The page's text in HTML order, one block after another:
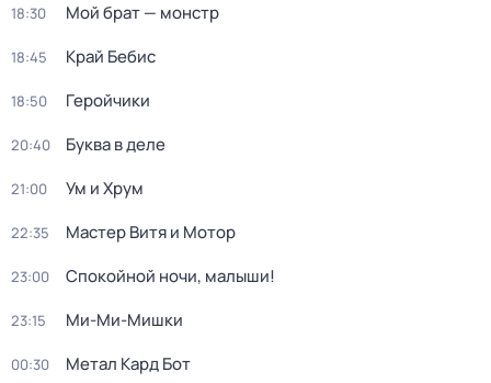
18:30 Мой брат — монстр
18:45 Край Бебис
18:50 Геройчики
20:40 Буква в деле
21:00 Ум и Хрум
22:35 Мастер Витя и Мотор
23:00 Спокойной ночи, малыши!
23:15 Ми-Ми-Мишки
00:30 Метал Кард Бот